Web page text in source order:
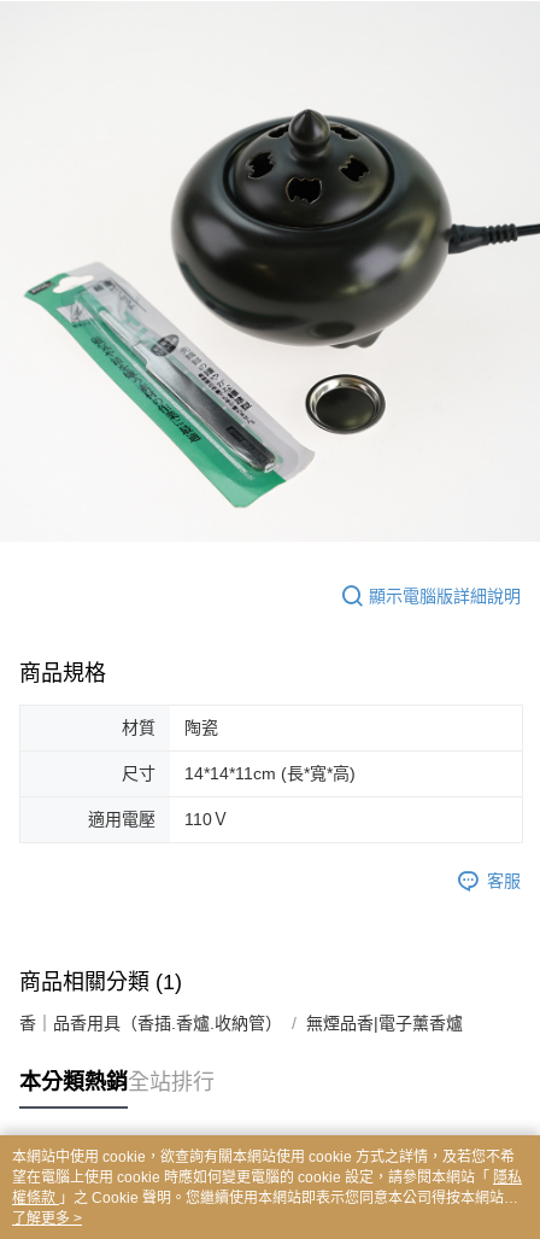
顯示電腦版詳細說明
商品規格
材質 陶瓷
尺寸 14*14*11cm (長*寬*高)
適用電壓 110Ｖ
客服
商品相關分類 (1)
香｜品香用具（香插.香爐.收納管） 無煙品香|電子薰香爐
本分類熱銷全站排行
熱門標籤
本網站中使用 cookie，欲查詢有關本網站使用 cookie 方式之詳情，及若您不希
望在電腦上使用 cookie 時應如何變更電腦的 cookie 設定，請參閱本網站「 隱私
權條款 」之 Cookie 聲明。您繼續使用本網站即表示您同意本公司得按本網站使
用條款之 Cookie 聲明使用 cookie。
了解更多 >